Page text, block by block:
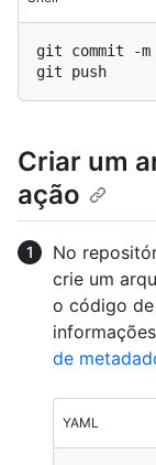
git commit -
Criar um
ação
No
crie um
o código de
de
YAML